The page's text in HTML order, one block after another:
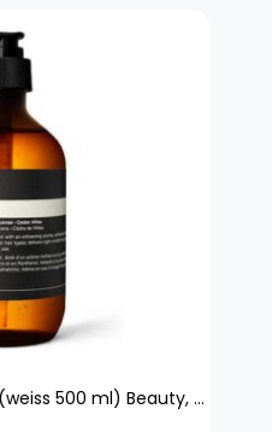
Aesop Shampoo (weiss 500 ml) Beauty, Haare